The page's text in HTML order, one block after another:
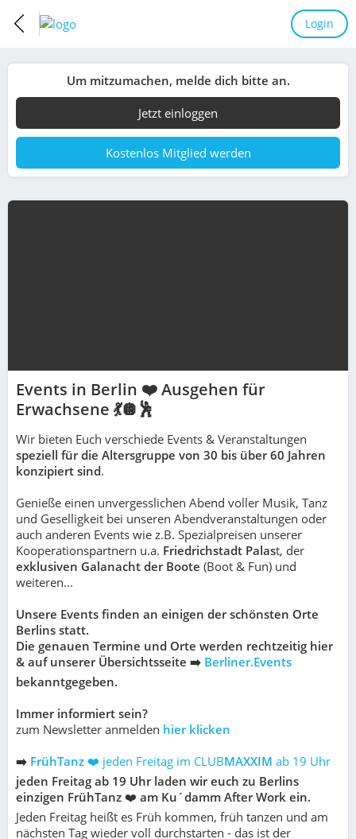
Login
Um mitzumachen, melde dich bitte an.
Jetzt einloggen
Kostenlos Mitglied werden
Events in Berlin ❤️ Ausgehen für
Erwachsene 💃🪩🕺
Wir bieten Euch verschiede Events & Veranstaltungen
speziell für die Altersgruppe von 30 bis über 60 Jahren
konzipiert sind.
Genieße einen unvergesslichen Abend voller Musik, Tanz
und Geselligkeit bei unseren Abendveranstaltungen oder
auch anderen Events wie z.B. Spezialpreisen unserer
Kooperationspartnern u.a. Friedrichstadt Palast, der
exklusiven Galanacht der Boote (Boot & Fun) und
weiteren...
Unsere Events finden an einigen der schönsten Orte
Berlins statt.
Die genauen Termine und Orte werden rechtzeitig hier
& auf unserer Übersichtsseite ➡️ Berliner.Events
bekanntgegeben.
Immer informiert sein?
zum Newsletter anmelden hier klicken
➡️ FrühTanz ❤️ jeden Freitag im CLUBMAXXIM ab 19 Uhr
jeden Freitag ab 19 Uhr laden wir euch zu Berlins
einzigen FrühTanz ❤️ am Ku´damm After Work ein.
Jeden Freitag heißt es Früh kommen, früh tanzen und am
nächsten Tag wieder voll durchstarten - das ist der